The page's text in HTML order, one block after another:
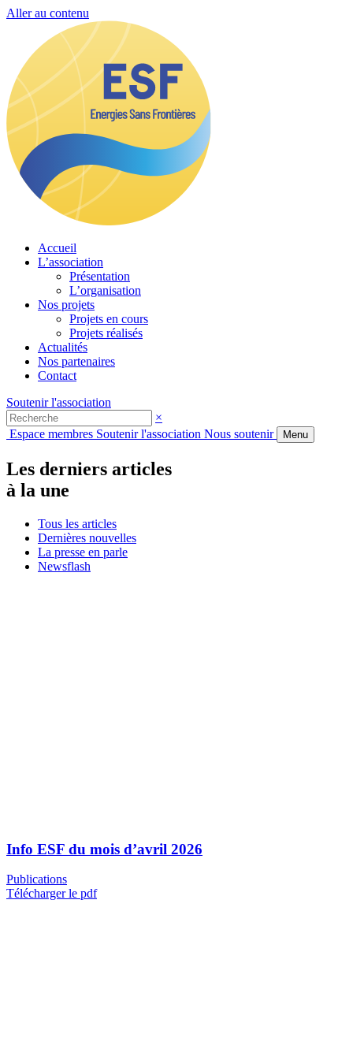
Aller au contenu
Accueil
L’association
Présentation
L’organisation
Nos projets
Projets en cours
Projets réalisés
Actualités
Nos partenaires
Contact
Soutenir l'association
×
Espace membres Soutenir l'association Nous soutenir Menu
Les derniers articles
à la une
Tous les articles
Dernières nouvelles
La presse en parle
Newsflash
Info ESF du mois d’avril 2026
Publications
Télécharger le pdf